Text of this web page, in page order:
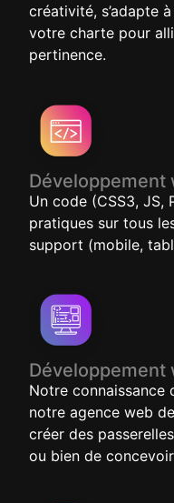
créativité, s’adapte
votre charte pour
pertinence.
Un code (CSS3, JS,
pratiques sur tous
support (mobile,
Développement
Notre connaissance
notre agence web
créer des
ou bien de